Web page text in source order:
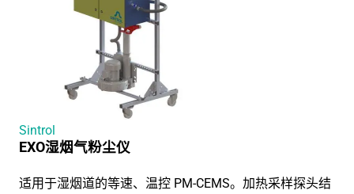
Sintrol
EXO湿烟气粉尘仪
适用于湿烟道的等速、温控 PM-CEMS。加热采样探头结